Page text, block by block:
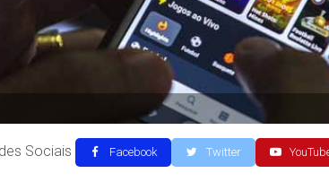
Sociais Facebook Twitter